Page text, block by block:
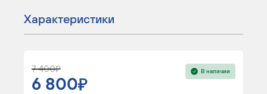
Характеристики
7 400
6 800
В наличии